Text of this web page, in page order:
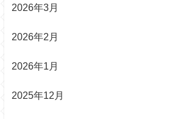
2026年3月
2026年2月
2026年1月
2025年12月